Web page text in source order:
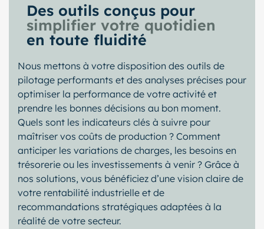
Des outils conçus pour
simplifier votre quotidien
en toute fluidité
Nous mettons à votre disposition des outils de
pilotage performants et des analyses précises pour
optimiser la performance de votre activité et
prendre les bonnes décisions au bon moment.
Quels sont les indicateurs clés à suivre pour
maîtriser vos coûts de production ? Comment
anticiper les variations de charges, les besoins en
trésorerie ou les investissements à venir ? Grâce à
nos solutions, vous bénéficiez d’une vision claire de
votre rentabilité industrielle et de
recommandations stratégiques adaptées à la
réalité de votre secteur.